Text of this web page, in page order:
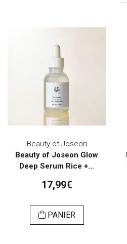
Beauty of Joseon
Beauty of Joseon Glow
Deep Serum Rice +...
17,99€
PANIER